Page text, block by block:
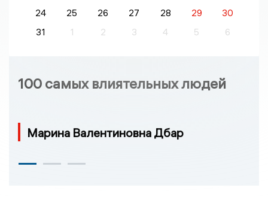
24
25 26 27 28 29
30
31
1 2 3 4 5 6
100 самых влиятельных людей
Марина Валентиновна Дбар